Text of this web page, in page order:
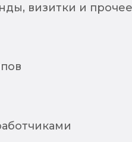
визитки и прочее